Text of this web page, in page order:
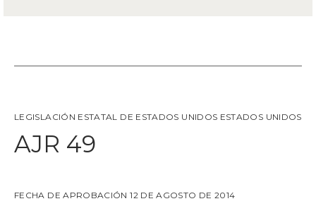
LEGISLACIÓN ESTATAL DE ESTADOS UNIDOS ESTADOS UNIDOS
AJR 49
FECHA DE APROBACIÓN 12 DE AGOSTO DE 2014